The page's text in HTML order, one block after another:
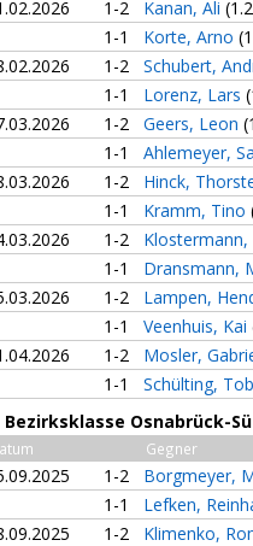
1-2 Kanan, Ali
1-1
Korte, Arno
1-2
Schubert,
1-1
Lorenz, Lars
1-2 Geers, Leon
1-1
Ahlemeyer,
1-2
Hinck,
1-1
Kramm, Tino
1-2
1-1
Dransmann,
1-2
Lampen,
1-1
Veenhuis, Kai
1-2
Mosler,
1-1
Schülting,
Bezirksklasse Osnabrück-
Gegner
1-2
Borgmeyer,
1-1
Lefken,
1-2
Klimenko,